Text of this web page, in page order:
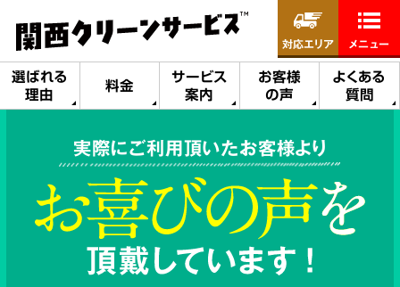
選ばれる
理由
料金
サービス
案内
お客様
の声
よくある
質問
対応エリア メニュー
実際にご利用頂いたお客様より